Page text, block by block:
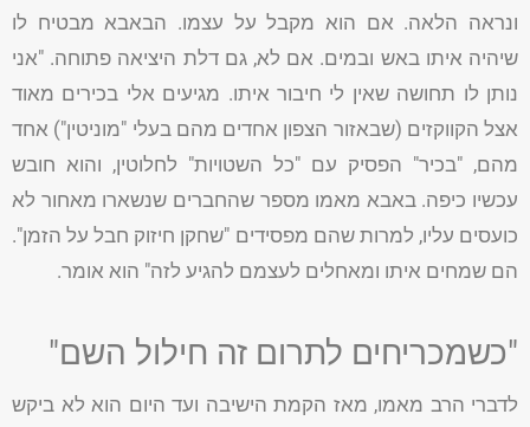
ונראה הלאה. אם הוא מקבל על עצמו. הבאבא מבטיח לו
שיהיה איתו באש ובמים. אם לא, גם דלת היציאה פתוחה. "אני
נותן לו תחושה שאין לי חיבור איתו. מגיעים אלי בכירים מאוד
אצל הקווקזים (שבאזור הצפון אחדים מהם בעלי "מוניטין") אחד
מהם, "בכיר" הפסיק עם "כל השטויות" לחלוטין, והוא חובש
עכשיו כיפה. באבא מאמו מספר שהחברים שנשארו מאחור לא
כועסים עליו, למרות שהם מפסידים "שחקן חיזוק חבל על הזמן".
הם שמחים איתו ומאחלים לעצמם להגיע לזה" הוא אומר.
"כשמכריחים לתרום זה חילול השם"
לדברי הרב מאמו, מאז הקמת הישיבה ועד היום הוא לא ביקש